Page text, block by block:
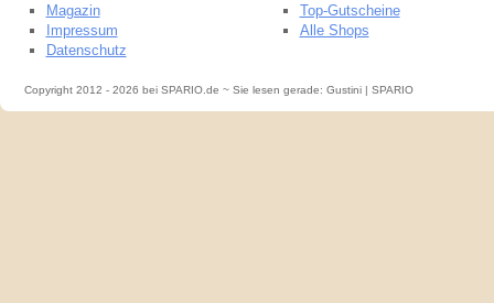
Magazin
Impressum
Datenschutz
Top-Gutscheine
Alle Shops
Copyright 2012 - 2026 bei SPARIO.de ~ Sie lesen gerade: Gustini | SPARIO